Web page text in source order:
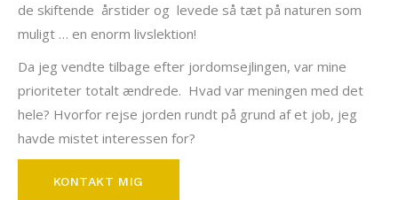
de skiftende årstider og levede så tæt på naturen som
muligt … en enorm livslektion!
Da jeg vendte tilbage efter jordomsejlingen, var mine
prioriteter totalt ændrede. Hvad var meningen med det
hele? Hvorfor rejse jorden rundt på grund af et job, jeg
havde mistet interessen for?
KONTAKT MIG